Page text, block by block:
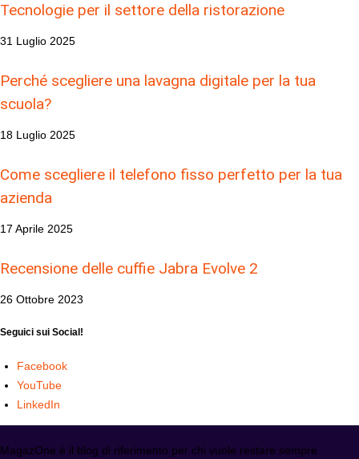
Tecnologie per il settore della ristorazione
31 Luglio 2025
Perché scegliere una lavagna digitale per la tua
scuola?
18 Luglio 2025
Come scegliere il telefono fisso perfetto per la tua
azienda
17 Aprile 2025
Recensione delle cuffie Jabra Evolve 2
26 Ottobre 2023
Seguici sui Social!
Facebook
YouTube
LinkedIn
MagazOne è il blog di riferimento per chi vuole restare sempre